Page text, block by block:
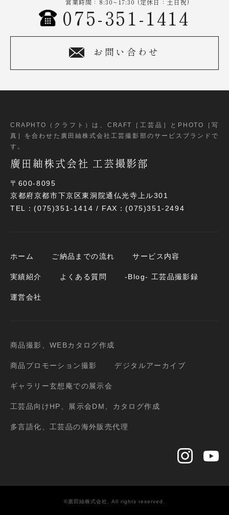
075-351-1414
お問い合わせ
CRAPHTO（クラフト）は、CRAFT［工芸品］とPHOTO［写
真］ を合わせた廣田紬株式会社工芸撮影部のサービスブランドで
す。
廣田紬株式会社 工芸撮影部
〒600-8095
京都府京都市下京区東洞院通仏光寺上ル301
TEL：(075)351-1414 / FAX：(075)351-2494
ホーム ご納品までの流れ サービス内容
実績紹介 よくある質問 -Blog- 工芸品撮影録
運営会社
商品撮影、WEBカタログ作成
商品プロモーション撮影 デジタルアーカイブ
ギャラリー玄想庵での展示会
工芸品向けHP、展示会DM、カタログ作成
多言語化、工芸品の海外販売代理
©廣田紬株式会社. All rights reserved.